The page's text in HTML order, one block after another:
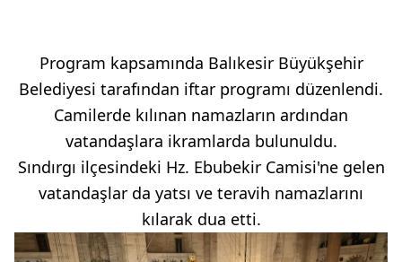
Program kapsamında Balıkesir Büyükşehir
Belediyesi tarafından iftar programı düzenlendi.
Camilerde kılınan namazların ardından
vatandaşlara ikramlarda bulunuldu.
Sındırgı ilçesindeki Hz. Ebubekir Camisi'ne gelen
vatandaşlar da yatsı ve teravih namazlarını
kılarak dua etti.